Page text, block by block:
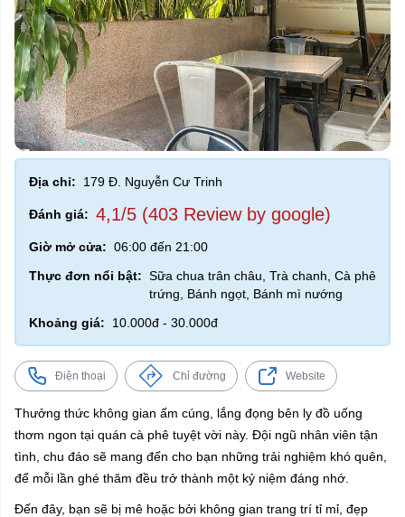
Địa chỉ: 179 Đ. Nguyễn Cư Trinh
Đánh giá: 4,1/5 (403 Review by google)
Giờ mở cửa: 06:00 đến 21:00
Thực đơn nổi bật: Sữa chua trân châu, Trà chanh, Cà phê
trứng, Bánh ngọt, Bánh mì nướng
Khoảng giá:
10.000đ - 30.000đ
Điện thoại Chỉ đường Website
Thưởng thức không gian ấm cúng, lắng đọng bên ly đồ uống
thơm ngon tại quán cà phê tuyệt vời này. Đội ngũ nhân viên tận
tình, chu đáo sẽ mang đến cho bạn những trải nghiệm khó quên,
để mỗi lần ghé thăm đều trở thành một kỷ niệm đáng nhớ.
Đến đây, bạn sẽ bị mê hoặc bởi không gian trang trí tỉ mỉ, đẹp